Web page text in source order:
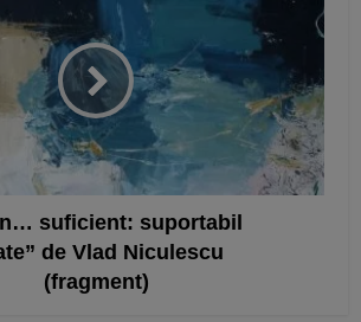
suficient: suportabil
de Vlad Niculescu
(fragment)